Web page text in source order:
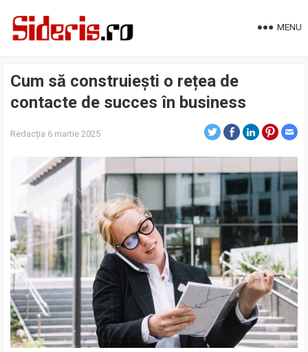
MENU
Cum să construiești o rețea de
contacte de succes în business
Redacția 6 martie 2025